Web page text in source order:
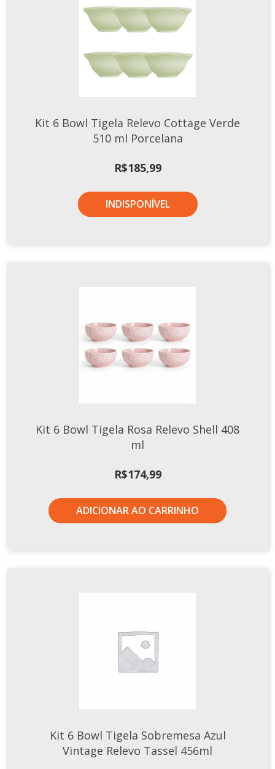
Kit 6 Bowl Tigela Relevo Cottage Verde
510 ml Porcelana
R$185,99
INDISPONÍVEL
Kit 6 Bowl Tigela Rosa Relevo Shell 408
ml
R$174,99
ADICIONAR AO CARRINHO
Kit 6 Bowl Tigela Sobremesa Azul
Vintage Relevo Tassel 456ml